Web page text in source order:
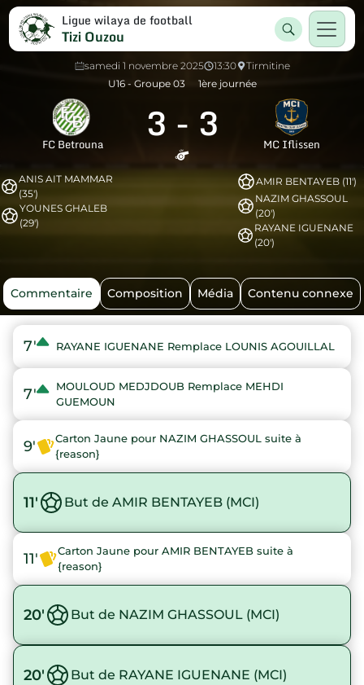
Ligue wilaya de football
Tizi Ouzou
samedi 1 novembre 2025 13:30
Tirmitine
U16 - Groupe 03
1ère journée
FC Betrouna 3 - 3 MC Iflissen
ANIS AIT MAMMAR
(35')
YOUNES GHALEB
(29')
AMIR BENTAYEB (11')
NAZIM GHASSOUL
(20')
RAYANE IGUENANE
(20')
Commentaire Composition Média Contenu connexe
7' RAYANE IGUENANE Remplace LOUNIS AGOUILLAL
7'
MOULOUD MEDJDOUB Remplace MEHDI
GUEMOUN
9'
Carton Jaune pour NAZIM GHASSOUL suite à
{reason}
11' But de AMIR BENTAYEB (MCI)
11'
Carton Jaune pour AMIR BENTAYEB suite à
{reason}
20' But de NAZIM GHASSOUL (MCI)
20' But de RAYANE IGUENANE (MCI)